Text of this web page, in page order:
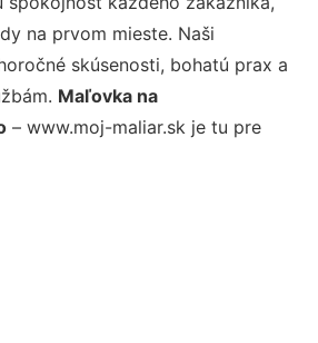
na prvom mieste. Naši
skúsenosti, bohatú prax a
Maľovka na
– www.moj-maliar.sk je tu pre